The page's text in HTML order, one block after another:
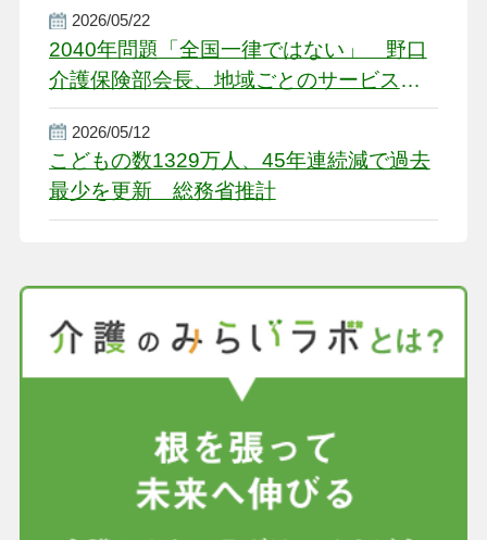
2026/05/22
2040年問題「全国一律ではない」 野口
介護保険部会長、地域ごとのサービス基
盤整備を促す
2026/05/12
こどもの数1329万人、45年連続減で過去
最少を更新 総務省推計